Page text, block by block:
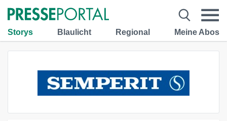
Storys Blaulicht Regional Meine Abos